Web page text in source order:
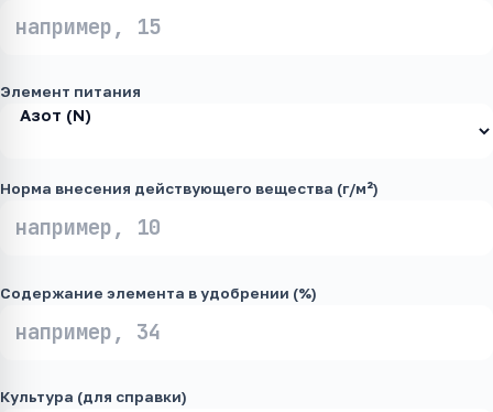
Элемент питания
Норма внесения действующего вещества (г/м²)
Содержание элемента в удобрении (%)
Культура (для справки)